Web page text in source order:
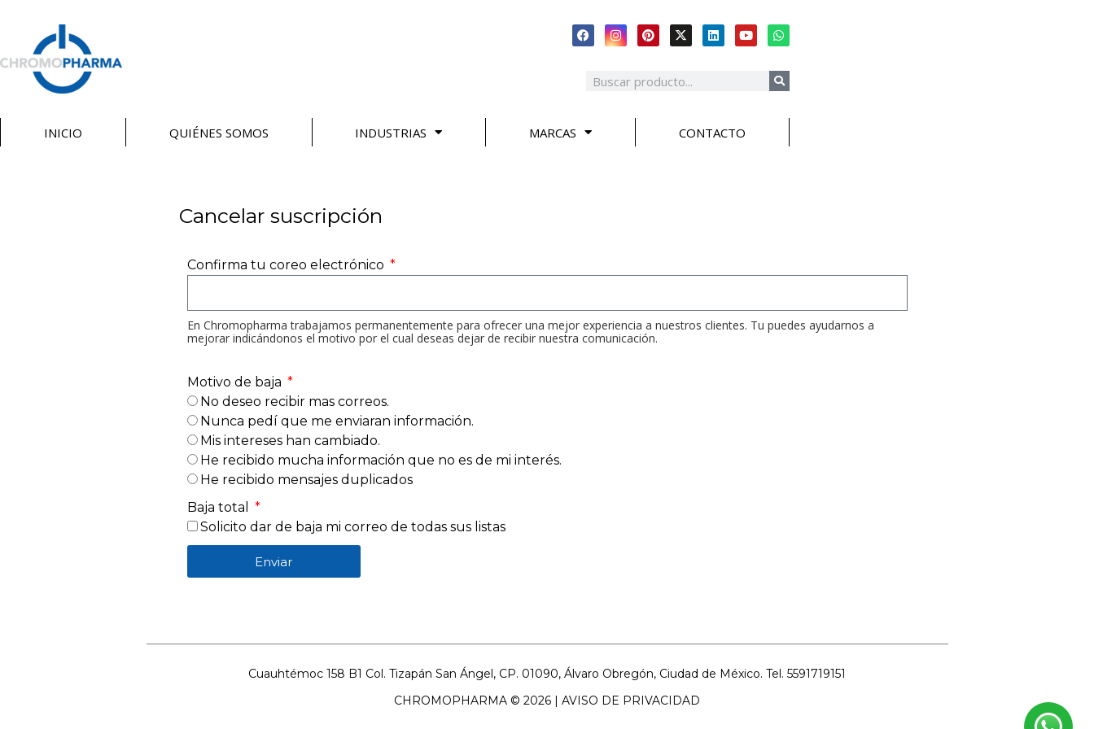
INICIO QUIÉNES SOMOS INDUSTRIAS MARCAS CONTACTO
Cancelar suscripción
Confirma tu coreo electrónico
En Chromopharma trabajamos permanentemente para ofrecer una mejor experiencia a nuestros clientes. Tu puedes ayudarnos a
mejorar indicándonos el motivo por el cual deseas dejar de recibir nuestra comunicación.
Motivo de baja
No deseo recibir mas correos.
Nunca pedí que me enviaran información.
Mis intereses han cambiado.
He recibido mucha información que no es de mi interés.
He recibido mensajes duplicados
Baja total
Solicito dar de baja mi correo de todas sus listas
Enviar
Cuauhtémoc 158 B1 Col. Tizapán San Ángel, CP. 01090, Álvaro Obregón, Ciudad de México. Tel. 5591719151
CHROMOPHARMA © 2026 | AVISO DE PRIVACIDAD